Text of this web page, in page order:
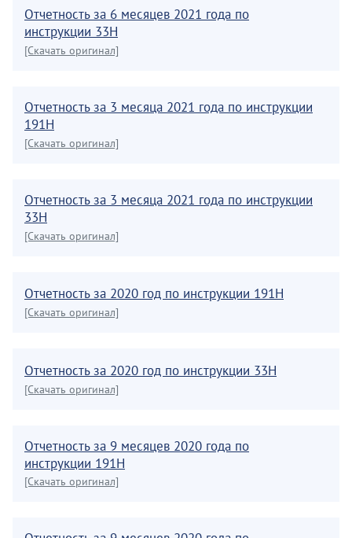
Отчетность за 6 месяцев 2021 года по
инструкции 33Н
[Скачать оригинал]
Отчетность за 3 месяца 2021 года по инструкции
191Н
[Скачать оригинал]
Отчетность за 3 месяца 2021 года по инструкции
33Н
[Скачать оригинал]
Отчетность за 2020 год по инструкции 191Н
[Скачать оригинал]
Отчетность за 2020 год по инструкции 33Н
[Скачать оригинал]
Отчетность за 9 месяцев 2020 года по
инструкции 191Н
[Скачать оригинал]